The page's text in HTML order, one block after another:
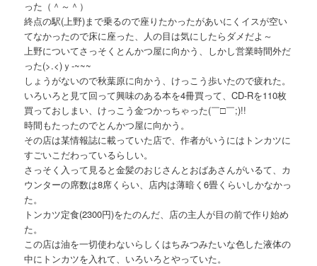
った（＾～＾）
終点の駅(上野)まで乗るので座りたかったがあいにくイスが空い
てなかったので床に座った、人の目は気にしたらダメだよ～
上野についてさっそくとんかつ屋に向かう、しかし営業時間外だ
った(>.<)ｙ-~~~
しょうがないので秋葉原に向かう、けっこう歩いたので疲れた。
いろいろと見て回って興味のある本を4冊買って、CD-Rを110枚
買っておしまい、けっこう金つかっちゃった(￣□￣;)!!
時間もたったのでとんかつ屋に向かう。
その店は某情報誌に載っていた店で、作者がいうにはトンカツに
すごいこだわっているらしい。
さっそく入って見ると金髪のおじさんとおばあさんがいるて、カ
ウンターの席数は8席くらい、店内は薄暗く6畳くらいしかなかっ
た。
トンカツ定食(2300円)をたのんだ、店の主人が目の前で作り始め
た。
この店は油を一切使わないらしくはちみつみたいな色した液体の
中にトンカツを入れて、いろいろとやっていた。